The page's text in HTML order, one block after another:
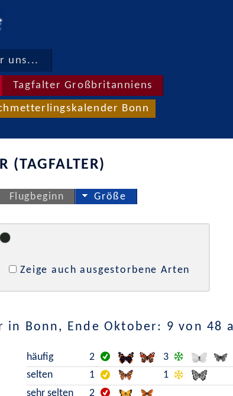
uns...
Tagfalter Großbritanniens
Bonn
(TAGFALTER)
Flugbeginn Größe
Zeige auch ausgestorbene Arten
in Bonn, Ende Oktober: 9 von 48
häufig 2
3
selten
1
1
sehr selten
2